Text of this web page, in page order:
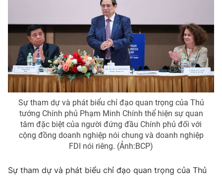
® Cấm sao chép dưới mọi hình thức nếu không có sự chấp
thuận bằng văn bản. Ghi rõ nguồn VTV.vn khi phát hành lại
thông tin từ website này.
Sự tham dự và phát biểu chỉ đạo quan trọng của Thủ
tướng Chính phủ Phạm Minh Chính thể hiện sự quan
tâm đặc biệt của người đứng đầu Chính phủ đối với
cộng đồng doanh nghiệp nói chung và doanh nghiệp
FDI nói riêng. (Ảnh:BCP)
Sự tham dự và phát biểu chỉ đạo quan trọng của Thủ